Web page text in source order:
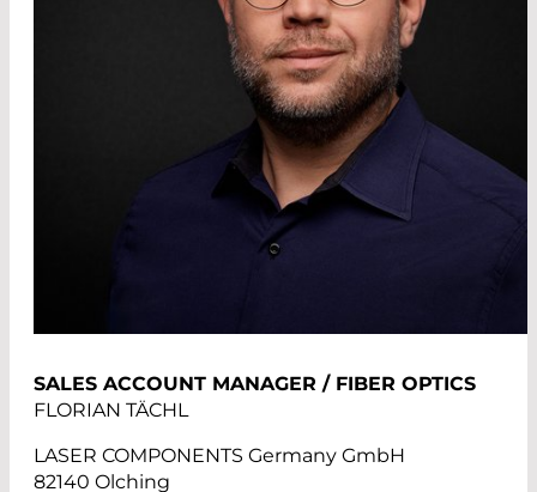
SALES ACCOUNT MANAGER / FIBER OPTICS
FLORIAN TÄCHL
LASER COMPONENTS Germany GmbH
82140 Olching